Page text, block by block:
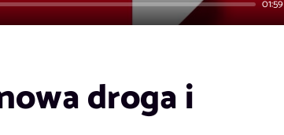
01:59
droga i